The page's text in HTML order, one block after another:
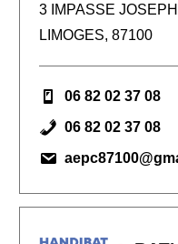
3 IMPASSE
LIMOGES, 87100
06 82 02 37 08
06 82 02 37 08